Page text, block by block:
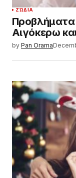
ΖΏΔΙΑ
Προβλήματα
Αιγόκερω
by Pan Orama